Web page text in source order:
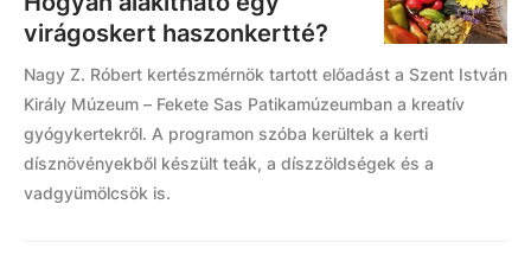
virágoskert haszonkertté?
Nagy Z. Róbert kertészmérnök tartott előadást a Szent István
Király Múzeum – Fekete Sas Patikamúzeumban a kreatív
gyógykertekről. A programon szóba kerültek a kerti
dísznövényekből készült teák, a díszzöldségek és a
vadgyümölcsök is.